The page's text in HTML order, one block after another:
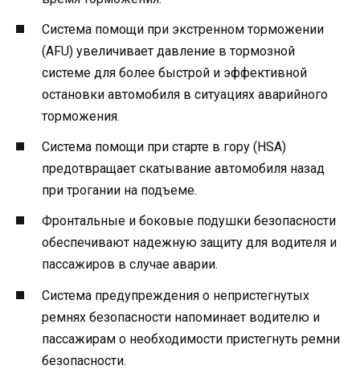
Система помощи при экстренном торможении
(AFU) увеличивает давление в тормозной
системе для более быстрой и эффективной
остановки автомобиля в ситуациях аварийного
торможения.
Система помощи при старте в гору (HSA)
предотвращает скатывание автомобиля назад
при трогании на подъеме.
Фронтальные и боковые подушки безопасности
обеспечивают надежную защиту для водителя и
пассажиров в случае аварии.
Система предупреждения о непристегнутых
ремнях безопасности напоминает водителю и
пассажирам о необходимости пристегнуть ремни
безопасности.